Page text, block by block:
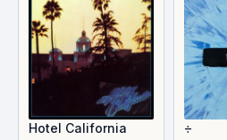
Hotel California ÷